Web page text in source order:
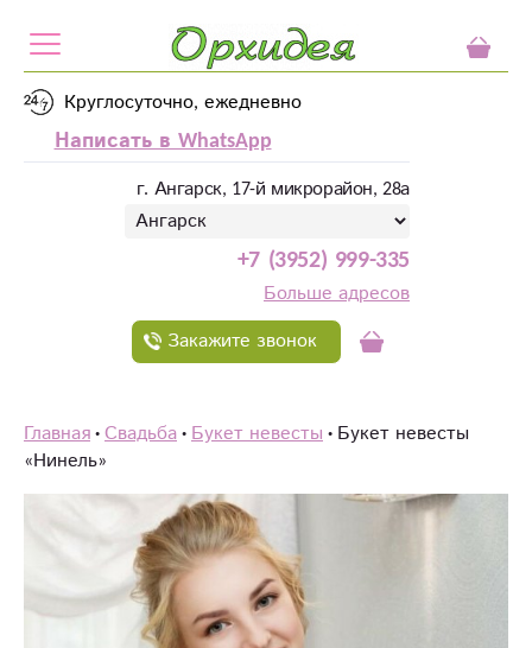
Круглосуточно, ежедневно
Написать в WhatsApp
г. Ангарск, 17-й микрорайон, 28а
+7 (3952) 999-335
Больше адресов
Закажите звонок
Главная Свадьба Букет невесты Букет невесты
«Нинель»